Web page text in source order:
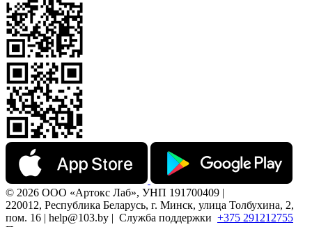
© 2026 ООО «Артокс Лаб», УНП 191700409 |
220012, Республика Беларусь, г. Минск, улица Толбухина, 2,
пом. 16 | help@103.by | Служба поддержки +375 291212755